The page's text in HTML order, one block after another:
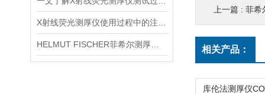
上一篇 : 菲希
相关产品：